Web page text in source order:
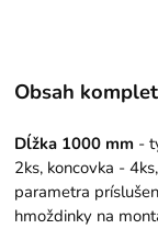
Obsah
Dĺžka 1000 mm -
2ks, koncovka -
parametra
hmoždinky na